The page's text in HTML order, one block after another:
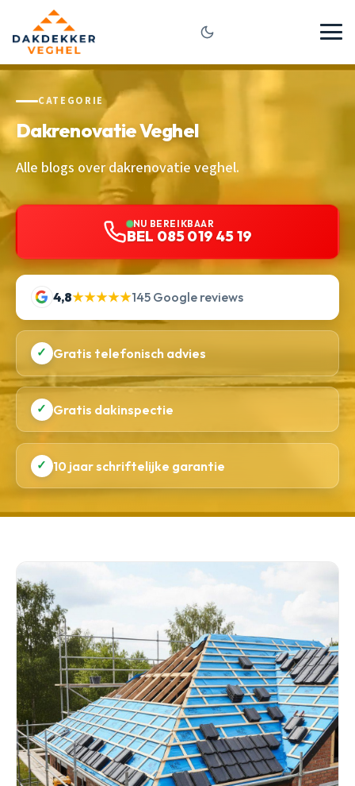
CATEGORIE
Dakrenovatie Veghel
Alle blogs over dakrenovatie veghel.
NU BEREIKBAAR
BEL 085 019 45 19
4,8★★★★★145 Google reviews
✓ Gratis telefonisch advies
✓ Gratis dakinspectie
✓ 10 jaar schriftelijke garantie